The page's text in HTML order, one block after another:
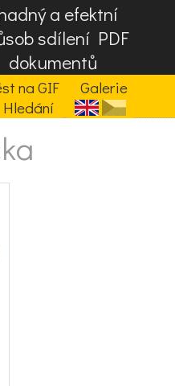
a efektní
sdílení PDF
dokumentů
na GIF
Galerie
Hledání